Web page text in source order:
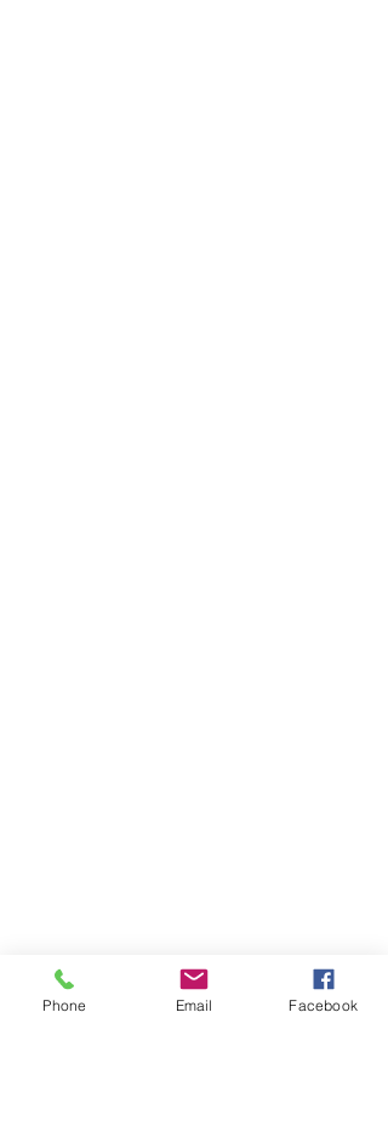
Phone Email Facebook